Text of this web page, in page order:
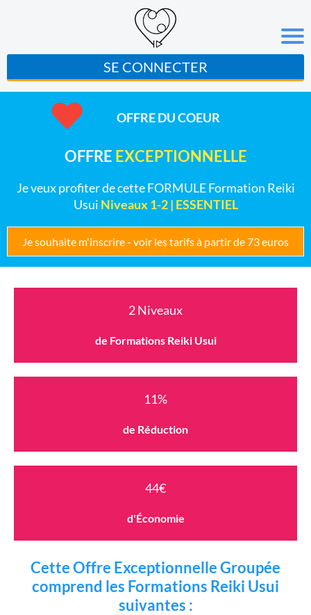
SE CONNECTER
OFFRE DU COEUR
OFFRE EXCEPTIONNELLE
Je veux profiter de cette FORMULE Formation Reiki
Usui Niveaux 1-2 | ESSENTIEL
Je souhaite m'inscrire - voir les tarifs à partir de 73 euros
2 Niveaux
de Formations Reiki Usui
11%
de Réduction
44€
d'Économie
Cette Offre Exceptionnelle Groupée
comprend les Formations Reiki Usui
suivantes :